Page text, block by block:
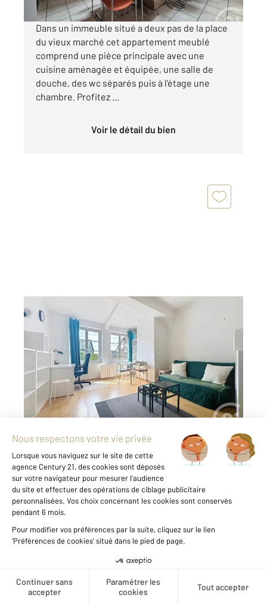
Créer une alerte
Dans un immeuble situé a deux pas de la place
du vieux marché cet appartement meublé
comprend une pièce principale avec une
cuisine aménagée et équipée, une salle de
douche, des wc séparés puis à l'étage une
chambre. Profitez ...
Voir le détail du bien
ROUEN 76
22,62 m
2, 2 pièces
Ref : 5912
Appartement à louer
550 €
par mois charges comprises
appartement de 22.63 m² meublé situé au
dernier étage en duplex comprend une pièce
principale avec vue dégagée, une cuisine
aménagée équipée, une salle de douche puis
un espace chambre en ...
Voir le détail du bien
Exclusivité